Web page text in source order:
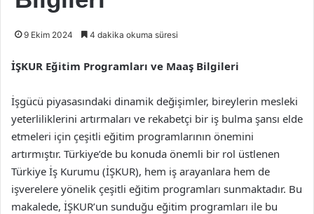
9 Ekim 2024 4 dakika okuma süresi
İŞKUR Eğitim Programları ve Maaş Bilgileri
İşgücü piyasasındaki dinamik değişimler, bireylerin mesleki
yeterliliklerini artırmaları ve rekabetçi bir iş bulma şansı elde
etmeleri için çeşitli eğitim programlarının önemini
artırmıştır. Türkiye’de bu konuda önemli bir rol üstlenen
Türkiye İş Kurumu (İŞKUR), hem iş arayanlara hem de
işverelere yönelik çeşitli eğitim programları sunmaktadır. Bu
makalede, İŞKUR’un sunduğu eğitim programları ile bu